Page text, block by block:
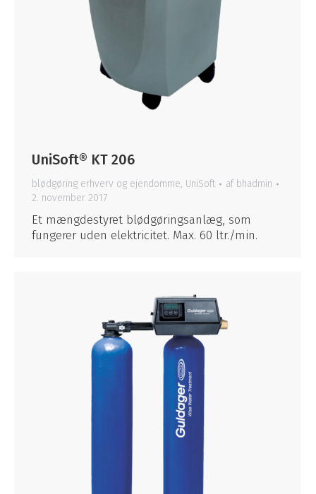
UniSoft® KT 206
blødgøring erhverv og ejendomme, UniSoft af bhadmin
2. november 2017
Et mængdestyret blødgøringsanlæg, som
fungerer uden elektricitet. Max. 60 ltr./min.